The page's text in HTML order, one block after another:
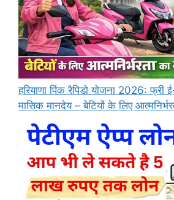
हरियाणा पिंक रैपिडो योजना 2026:
मासिक मानदेय – बेटियों के लिए